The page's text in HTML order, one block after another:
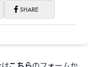
SHARE